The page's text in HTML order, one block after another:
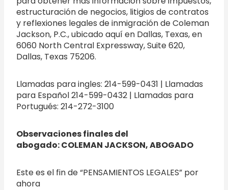
estructuración de negocios, litigios de contratos
y reflexiones legales de inmigración de Coleman
Jackson, P.C., ubicado aquí en Dallas, Texas, en
6060 North Central Expressway, Suite 620,
Dallas, Texas 75206.
Llamadas para ingles: 214-599-0431 | Llamadas
para Español 214-599-0432 | Llamadas para
Portugués: 214-272-3100
Observaciones finales del
abogado:COLEMAN JACKSON, ABOGADO
Este es el fin de “PENSAMIENTOS LEGALES” por
ahora